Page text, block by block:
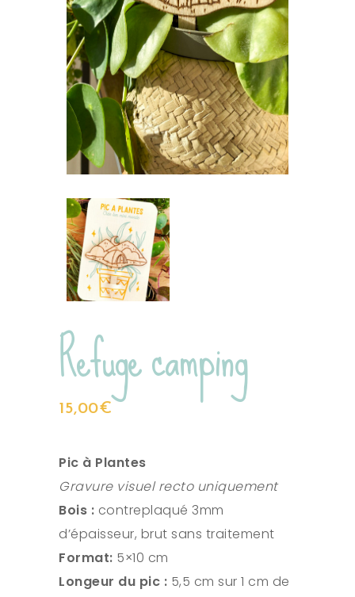
Refuge camping
15,00€
Pic à Plantes
Gravure visuel recto uniquement
Bois : contreplaqué 3mm
d’épaisseur, brut sans traitement
Format: 5×10 cm
Longeur du pic : 5,5 cm sur 1 cm de